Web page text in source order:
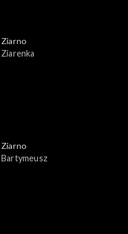
Ziarno
Ziarenka
Ziarno
Bartymeusz